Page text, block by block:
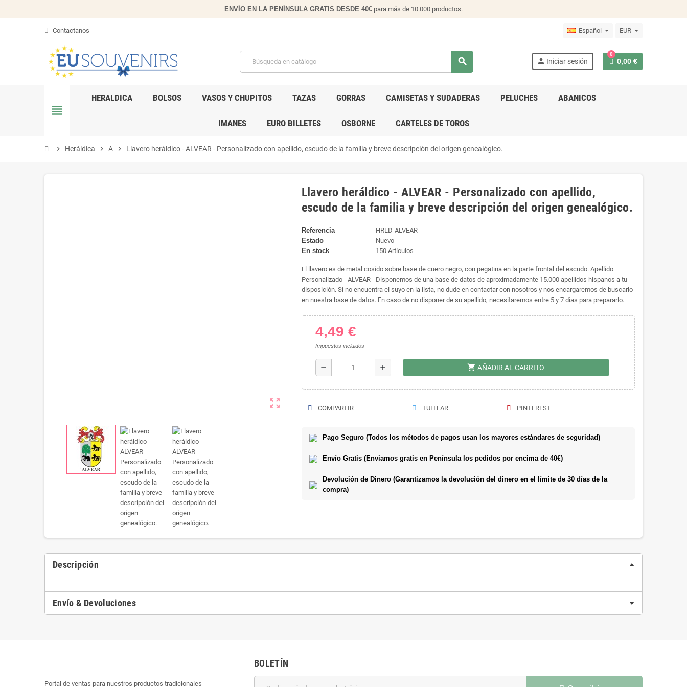
ENVÍO EN LA PENÍNSULA GRATIS DESDE 40€ para más de 10.000 productos.
Contactanos Español EUR
search person Iniciar sesión
0
0,00 €
view_headline
HERALDICA BOLSOS VASOS Y CHUPITOS TAZAS GORRAS CAMISETAS Y SUDADERAS PELUCHES ABANICOS
IMANES EURO BILLETES OSBORNE CARTELES DE TOROS
chevron_right Heráldica chevron_right A chevron_right Llavero heráldico - ALVEAR - Personalizado con apellido, escudo de la familia y breve descripción del origen genealógico.
zoom_out_map
Llavero heráldico - ALVEAR - Personalizado con apellido,
escudo de la familia y breve descripción del origen genealógico.
Referencia
HRLD-ALVEAR
Estado
Nuevo
En stock
150 Artículos
El llavero es de metal cosido sobre base de cuero negro, con pegatina en la parte frontal del escudo. Apellido
Personalizado - ALVEAR - Disponemos de una base de datos de aproximadamente 15.000 apellidos hispanos a tu
disposición. Si no encuentra el suyo en la lista, no dude en contactar con nosotros y nos encargaremos de buscarlo
en nuestra base de datos. En caso de no disponer de su apellido, necesitaremos entre 5 y 7 días para prepararlo.
4,49 €
Impuestos incluidos
remove add shopping_cart AÑADIR AL CARRITO
COMPARTIR TUITEAR PINTEREST
Pago Seguro (Todos los métodos de pagos usan los mayores estándares de seguridad)
Envío Gratis (Enviamos gratis en Península los pedidos por encima de 40€)
Devolución de Dinero (Garantizamos la devolución del dinero en el límite de 30 días de la
compra)
Descripción
Envío & Devoluciones
Portal de ventas para nuestros productos tradicionales
BOLETÍN